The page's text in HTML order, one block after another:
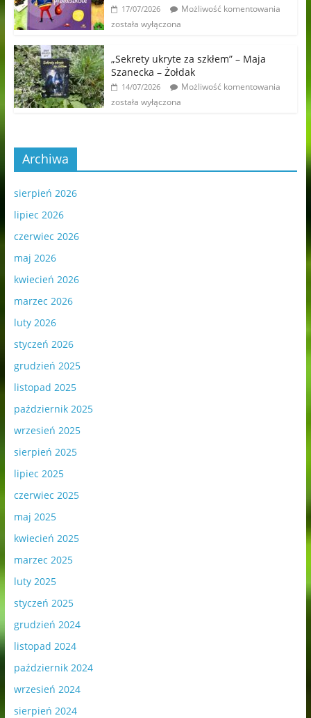
17/07/2026
Możliwość komentowania
została wyłączona
„Sekrety ukryte za szkłem” – Maja
Szanecka – Żołdak
14/07/2026
Możliwość komentowania
została wyłączona
Archiwa
sierpień 2026
lipiec 2026
czerwiec 2026
maj 2026
kwiecień 2026
marzec 2026
luty 2026
styczeń 2026
grudzień 2025
listopad 2025
październik 2025
wrzesień 2025
sierpień 2025
lipiec 2025
czerwiec 2025
maj 2025
kwiecień 2025
marzec 2025
luty 2025
styczeń 2025
grudzień 2024
listopad 2024
październik 2024
wrzesień 2024
sierpień 2024